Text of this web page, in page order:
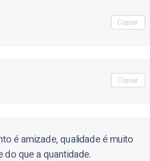
Copiar
Copiar
é amizade, qualidade é muito
do que a quantidade.